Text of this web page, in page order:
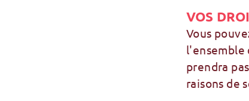
VOS
Vous
l'ensemble
prendra
raisons de